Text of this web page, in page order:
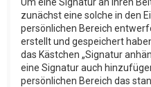
zunächst eine solche in den
persönlichen Bereich
erstellt und gespeichert
das Kästchen „Signatur
eine Signatur auch
persönlichen Bereich das